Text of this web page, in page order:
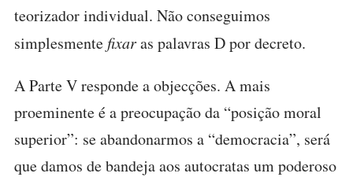
teorizador individual. Não conseguimos
simplesmente fixaras palavras D por decreto.
A Parte V responde a objecções. A mais
proeminente é a preocupação da “posição moral
superior”: se abandonarmos a “democracia”, será
que damos de bandeja aos autocratas um poderoso